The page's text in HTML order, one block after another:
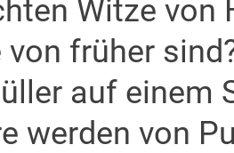
Witze von
von früher
auf einem
werden von